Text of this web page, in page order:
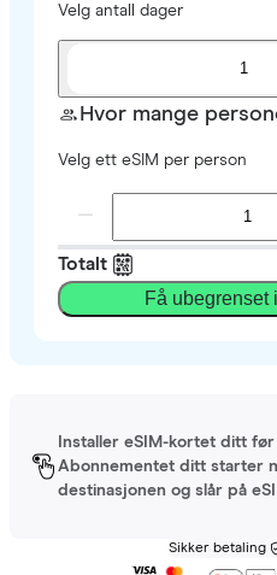
Velg antall dager
1
Hvor mange
Velg ett eSIM per person
Totalt
Få ubegrenset
Installer eSIM-kortet ditt
Abonnementet ditt starter
destinasjonen og slår på
Sikker betaling